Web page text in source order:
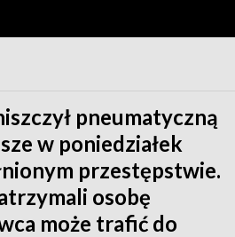
pneumatyczną
w poniedziałek
przestępstwie.
osobę
może trafić do